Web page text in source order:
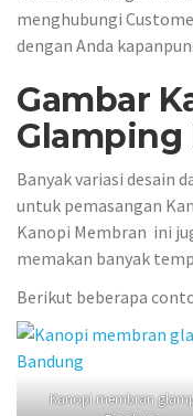
menghubungi
dengan Anda kapanpun.
Gambar
Glamping
Banyak variasi desain
untuk pemasangan
Kanopi Membran ini
memakan banyak
Berikut beberapa
Kanopi membran